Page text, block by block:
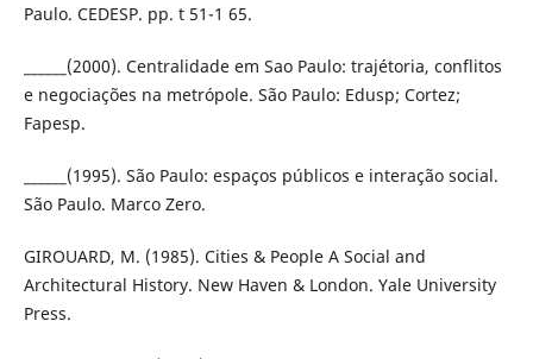
Paulo. CEDESP. pp. t 51-1 65.
______(2000). Centralidade em Sao Paulo: trajétoria, conflitos
e negociações na metrópole. São Paulo: Edusp; Cortez;
Fapesp.
______(1995). São Paulo: espaços públicos e interação social.
São Paulo. Marco Zero.
GIROUARD, M. (1985). Cities & People A Social and
Architectural History. New Haven & London. Yale University
Press.